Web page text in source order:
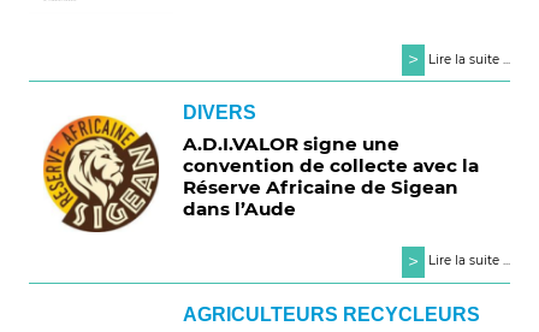
> Lire la suite ...
DIVERS
A.D.I.VALOR signe une
convention de collecte avec la
Réserve Africaine de Sigean
dans l’Aude
> Lire la suite ...
AGRICULTEURS RECYCLEURS